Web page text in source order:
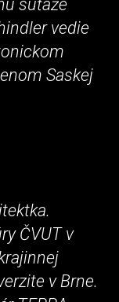
súťaže
vedie
Saskej
ČVUT v
v Brne.